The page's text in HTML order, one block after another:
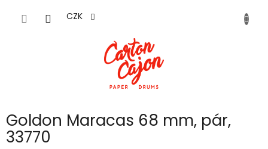
CZK
Goldon Maracas 68 mm, pár,
33770